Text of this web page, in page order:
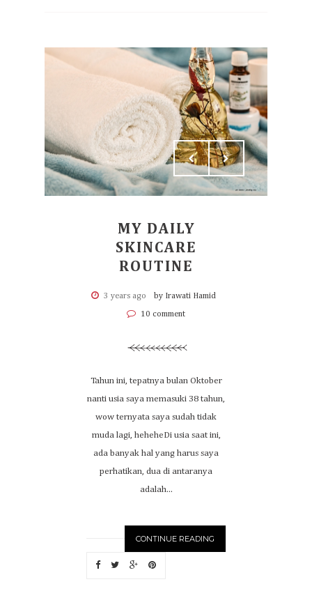
MY DAILY
SKINCARE
ROUTINE
3 years ago by Irawati Hamid
10 comment
Tahun ini, tepatnya bulan Oktober
nanti usia saya memasuki 38 tahun,
wow ternyata saya sudah tidak
muda lagi, heheheDi usia saat ini,
ada banyak hal yang harus saya
perhatikan, dua di antaranya
adalah...
CONTINUE READING